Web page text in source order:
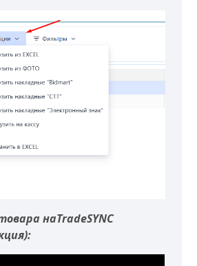
наTradeSYNC